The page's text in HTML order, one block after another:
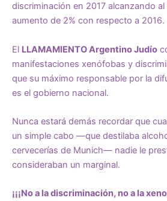
discriminación en 2017 alcanzando
aumento de 2% con respecto a 2016.
El LLAMAMIENTO Argentino Judío
manifestaciones xenófobas y
que su máximo responsable por la
es el gobierno nacional.
Nunca estará demás recordar que
un simple cabo —que destilaba
cervecerías de Munich— nadie le
consideraban un marginal.
¡¡¡No a la discriminación, no a la